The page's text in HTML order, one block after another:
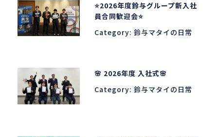
⭐2026年度鈴与グループ新入社
員合同歓迎会⭐
Category: 鈴与マタイの日常
🌸 2026年度 入社式🌸
Category: 鈴与マタイの日常